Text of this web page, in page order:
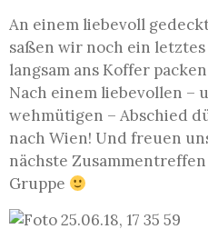
An einem liebevoll
saßen wir noch ein
langsam ans Koffer
Nach einem liebevollen –
wehmütigen – Abschied
nach Wien! Und freuen
nächste
Gruppe